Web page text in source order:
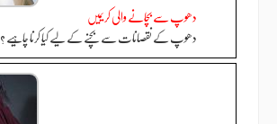
دھوپ سے بچانے والی کریمیں
دھوپ کے نقصانات سے بچنے کے لیے کیا کرنا چاہیے ؟